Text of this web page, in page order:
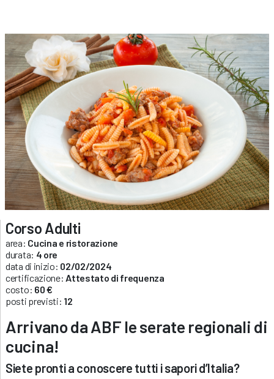
Corso Adulti
area: Cucina e ristorazione
durata: 4 ore
data di inizio: 02/02/2024
certificazione: Attestato di frequenza
costo: 60 €
posti previsti: 12
Arrivano da ABF le serate regionali di
cucina!
Siete pronti a conoscere tutti i sapori d’Italia?